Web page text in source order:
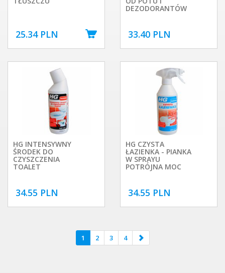
25.34 PLN
DEZODORANTÓW
33.40 PLN
HG INTENSYWNY
ŚRODEK DO
CZYSZCZENIA
TOALET
34.55 PLN
HG CZYSTA
ŁAZIENKA - PIANKA
W SPRAYU
POTRÓJNA MOC
34.55 PLN
1 2 3 4